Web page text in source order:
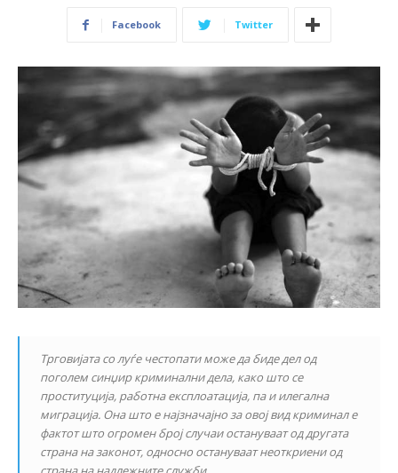
Facebook Twitter
Трговијата со луѓе честопати може да биде дел од
поголем синџир криминални дела, како што се
проституција, работна експлоатација, па и илегална
миграција. Она што е најзначајно за овој вид криминал е
фактот што огромен број случаи остануваат од другата
страна на законот, односно остануваат неоткриени од